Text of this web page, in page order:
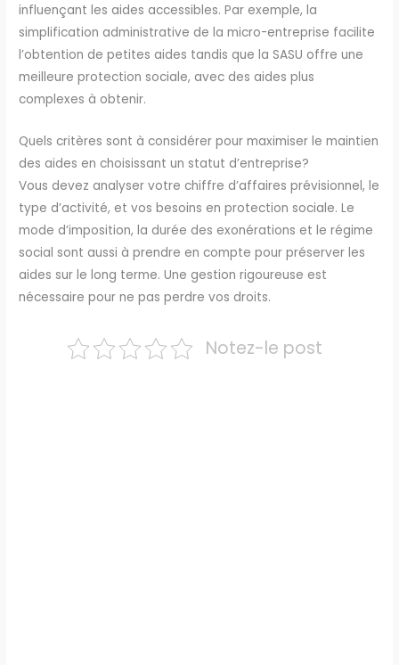
influençant les aides accessibles. Par exemple, la
simplification administrative de la micro-entreprise facilite
l’obtention de petites aides tandis que la SASU offre une
meilleure protection sociale, avec des aides plus
complexes à obtenir.
Quels critères sont à considérer pour maximiser le maintien
des aides en choisissant un statut d’entreprise?
Vous devez analyser votre chiffre d’affaires prévisionnel, le
type d’activité, et vos besoins en protection sociale. Le
mode d’imposition, la durée des exonérations et le régime
social sont aussi à prendre en compte pour préserver les
aides sur le long terme. Une gestion rigoureuse est
nécessaire pour ne pas perdre vos droits.
Notez-le post